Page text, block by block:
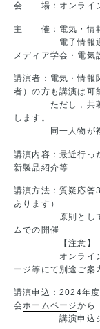
会 場：オンライ
主 催：電気・情
電子情報通信学
メディア学会・電気
講演者：電気・情報
者）の方も講演は可
ただし，共著者
します。
同一人物が複数
講演内容：最近行っ
新製品紹介等
講演方法：質疑応答
あります）
原則としてオン
ムでの開催
【注意】
オンライン会議
ージ等にて別途ご案
講演申込：2024年
会ホームページから
講演申込システ